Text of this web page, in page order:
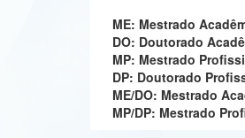
ME: Mestrado
DO: Doutorado
MP: Mestrado
DP: Doutorado
ME/DO: Mestrado
MP/DP: Mestrado